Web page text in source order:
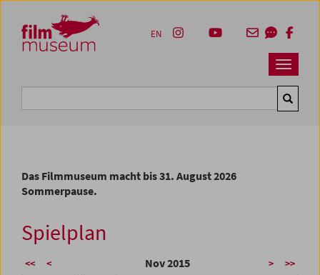
Zum Inhalt
Zum Hauptmenü
Zur Servicenavigation
Zum Suche
Navbar
EN
Das Filmmuseum macht bis 31. August 2026
Sommerpause.
Spielplan
<< < Nov 2015 > >>